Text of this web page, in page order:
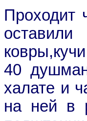
Проходит
40
халате и
на ней в